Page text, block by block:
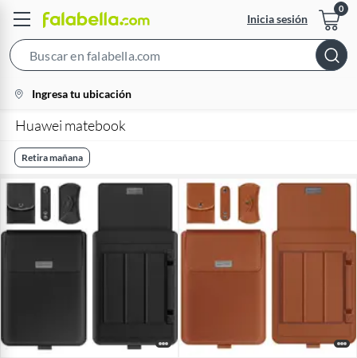
Inicia sesión
Bar
location-
icon
Ingresa tu ubicación
Huawei matebook
Retira mañana